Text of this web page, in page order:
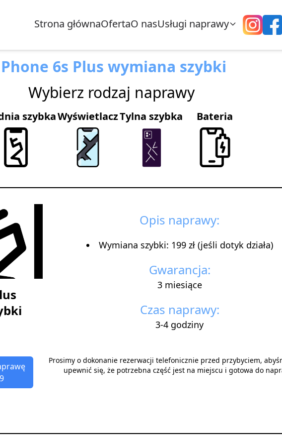
Strona głównaOfertaO nasUsługi naprawy
6s Plus wymiana szybki
Wybierz rodzaj naprawy
szybkaWyświetlaczTylna szybka Bateria
Opis naprawy:
Wymiana szybki: 199 zł (jeśli dotyk działa)
Gwarancja:
3 miesiące
Czas naprawy:
3-4 godziny
Prosimy o dokonanie rezerwacji telefonicznie przed przybyciem,
upewnić się, że potrzebna część jest na miejscu i gotowa do